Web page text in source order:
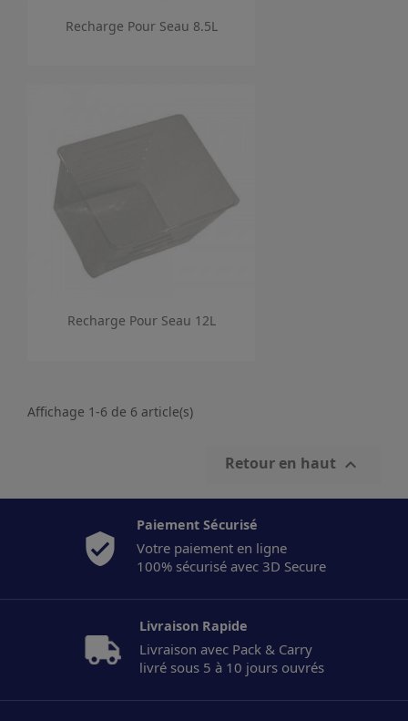
Recharge Pour Seau 8.5L
Recharge Pour Seau 12L
Affichage 1-6 de 6 article(s)
Retour en haut 
Paiement Sécurisé
Votre paiement en ligne
100% sécurisé avec 3D Secure
Livraison Rapide
Livraison avec Pack & Carry
livré sous 5 à 10 jours ouvrés